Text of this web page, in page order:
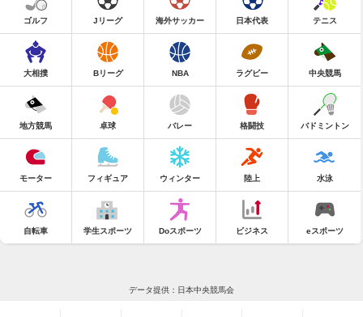
ゴルフ Jリーグ 海外サッカー 日本代表 テニス
大相撲 Bリーグ NBA ラグビー 中央競馬
地方競馬 卓球 バレー 格闘技 バドミントン
モーター フィギュア ウィンター 陸上 水泳
自転車 学生スポーツ Doスポーツ ビジネス eスポーツ
データ提供：日本中央競馬会